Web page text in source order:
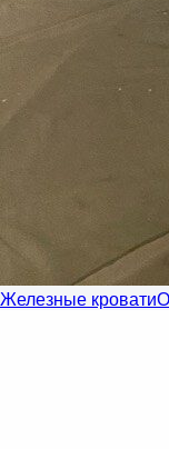
Железные кровати